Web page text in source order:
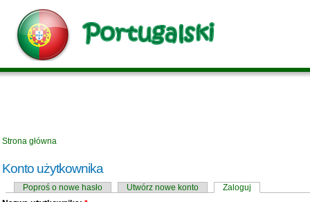
Strona główna
Konto użytkownika
Poproś o nowe hasło Utwórz nowe konto
Zaloguj